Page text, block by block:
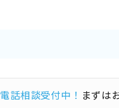
電話相談受付中！ まずは